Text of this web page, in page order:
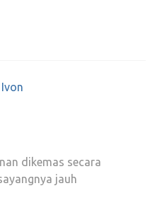
dikemas secara
jauh